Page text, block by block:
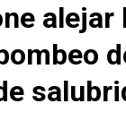
alejar